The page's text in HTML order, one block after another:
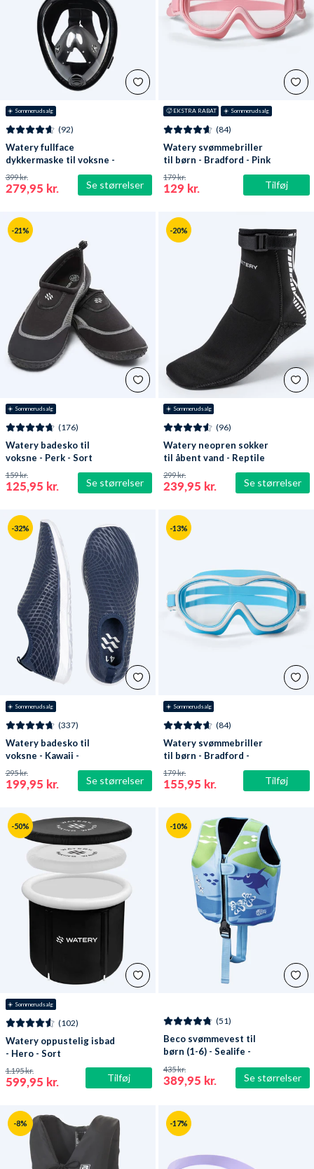
☀️ Sommerudsalg
Se størrelser
(92)
Watery fullface
dykkermaske til voksne -
Oxygen - Sort
279,95 kr.
399 kr.
🥵 EKSTRA RABAT ☀️ Sommerudsalg
Tilføj
(84)
Watery svømmebriller
til børn - Bradford - Pink
129 kr.
179 kr.
-21%
☀️ Sommerudsalg
Se størrelser
(176)
Watery badesko til
voksne - Perk - Sort
125,95 kr.
159 kr.
-20%
☀️ Sommerudsalg
Se størrelser
(96)
Watery neopren sokker
til åbent vand - Reptile
(3 mm) - Sort
239,95 kr.
299 kr.
-32%
☀️ Sommerudsalg
Se størrelser
(337)
Watery badesko til
voksne - Kawaii -
Mørkeblå
199,95 kr.
295 kr.
-13%
☀️ Sommerudsalg
Tilføj
(84)
Watery svømmebriller
til børn - Bradford -
Blå/hvid
155,95 kr.
179 kr.
-50%
☀️ Sommerudsalg
Tilføj
(102)
Watery oppustelig isbad
- Hero - Sort
599,95 kr.
1.195 kr.
-10%
Se størrelser
(51)
Beco svømmevest til
børn (1-6) - Sealife -
Lyseblå/grøn
389,95 kr.
435 kr.
-8% -17%